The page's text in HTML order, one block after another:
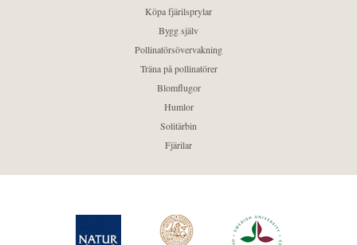
Köpa fjärilsprylar
Bygg själv
Pollinatörsövervakning
Träna på pollinatörer
Blomflugor
Humlor
Solitärbin
Fjärilar